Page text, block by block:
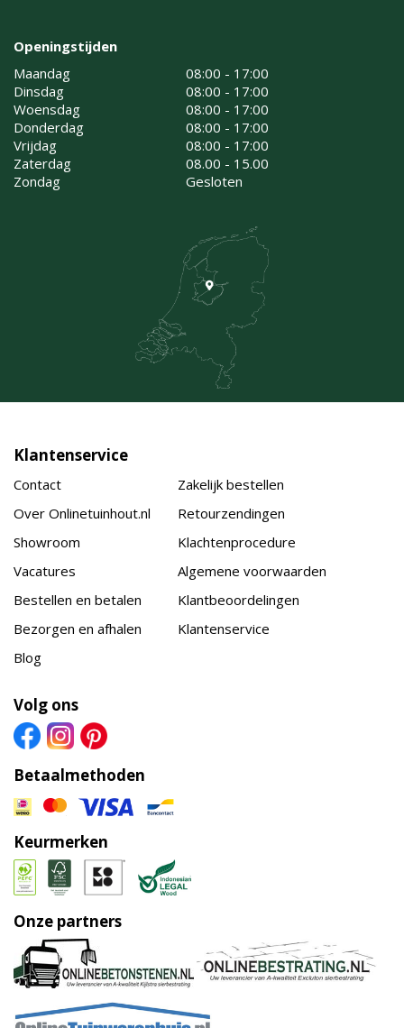
Openingstijden
Maandag
08:00 - 17:00
Dinsdag
08:00 - 17:00
Woensdag
08:00 - 17:00
Donderdag
08:00 - 17:00
Vrijdag
08:00 - 17:00
Zaterdag
08.00 - 15.00
Zondag
Gesloten
Klantenservice
Contact
Over Onlinetuinhout.nl
Showroom
Vacatures
Bestellen en betalen
Bezorgen en afhalen
Blog
Zakelijk bestellen
Retourzendingen
Klachtenprocedure
Algemene voorwaarden
Klantbeoordelingen
Klantenservice
Volg ons
Betaalmethoden
Keurmerken
Onze partners